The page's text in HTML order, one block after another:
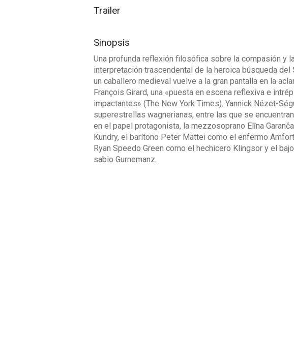
Trailer
Sinopsis
Una profunda reflexión filosófica sobre la compasión y
interpretación trascendental de la heroica búsqueda del
un caballero medieval vuelve a la gran pantalla en la
François Girard, una «puesta en escena reflexiva e
impactantes» (The New York Times). Yannick Nézet-
superestrellas wagnerianas, entre las que se
en el papel protagonista, la mezzosoprano Elīna
Kundry, el barítono Peter Mattei como el enfermo
Ryan Speedo Green como el hechicero Klingsor y el
sabio Gurnemanz.